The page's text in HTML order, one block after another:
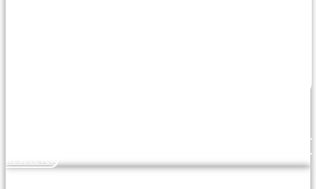
RÉSZLETEK